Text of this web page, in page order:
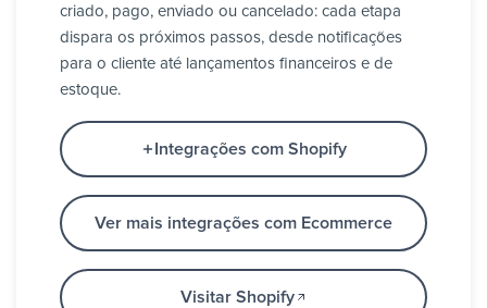
criado, pago, enviado ou cancelado: cada etapa
dispara os próximos passos, desde notificações
para o cliente até lançamentos financeiros e de
estoque.
Integrações com Shopify
Ver mais integrações com Ecommerce
Visitar Shopify